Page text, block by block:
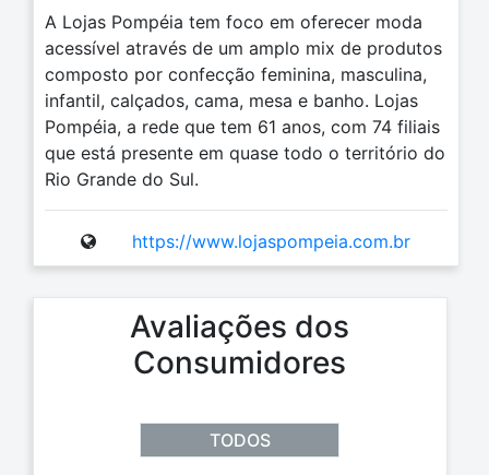
Avaliações dos
Consumidores
TODOS
A Lojas Pompéia tem foco em oferecer moda
acessível através de um amplo mix de produtos
composto por confecção feminina, masculina,
infantil, calçados, cama, mesa e banho. Lojas
Pompéia, a rede que tem 61 anos, com 74 filiais
que está presente em quase todo o território do
Rio Grande do Sul.
https://www.lojaspompeia.com.br